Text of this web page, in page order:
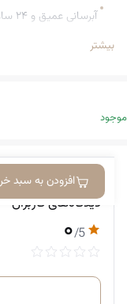
آبرسانی عمیق و ۲۴ ساعته پوست
رفع خشکی و کم آبی
حفظ شادابی و طراوت
مناسب برای انواع
جذب سریع و آسان
بدون ایجاد حس چربی
ضد التهاب و ضد
تست شده توسط
بیشتر
موجود
افزودن به سبد
دیدگاه‌های کاربران
۰/5